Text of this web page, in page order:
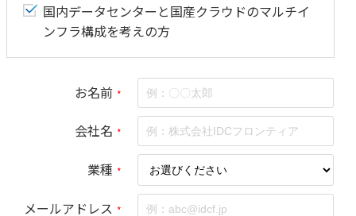
国内データセンターと国産クラウドのマルチイ
ンフラ構成を考えの方
お名前 *
会社名 *
業種 *
メールアドレス *